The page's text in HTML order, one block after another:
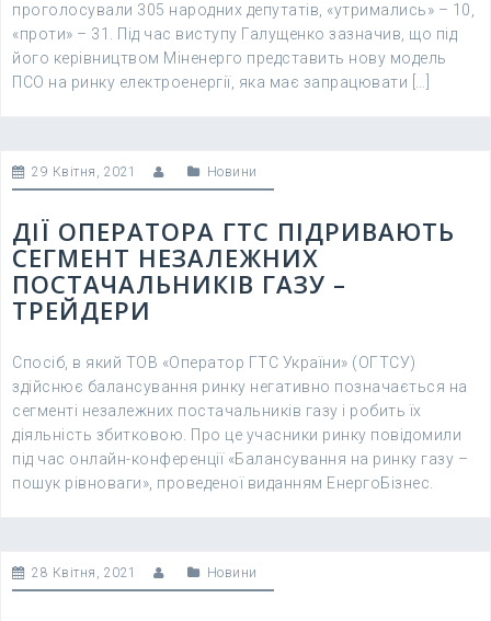
проголосували 305 народних депутатів, «утримались» – 10,
«проти» – 31. Під час виступу Галущенко зазначив, що під
його керівництвом Міненерго представить нову модель
ПСО на ринку електроенергії, яка має запрацювати […]
29 Квітня, 2021 Новини
ДІЇ ОПЕРАТОРА ГТС ПІДРИВАЮТЬ
СЕГМЕНТ НЕЗАЛЕЖНИХ
ПОСТАЧАЛЬНИКІВ ГАЗУ –
ТРЕЙДЕРИ
Спосіб, в який ТОВ «Оператор ГТС України» (ОГТСУ)
здійснює балансування ринку негативно позначається на
сегменті незалежних постачальників газу і робить їх
діяльність збитковою. Про це учасники ринку повідомили
під час онлайн-конференції «Балансування на ринку газу –
пошук рівноваги», проведеної виданням ЕнергоБізнес.
28 Квітня, 2021 Новини